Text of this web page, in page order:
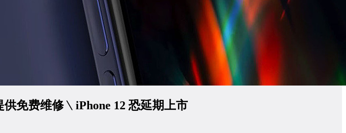
免费维修﹨iPhone 12 恐延期上市